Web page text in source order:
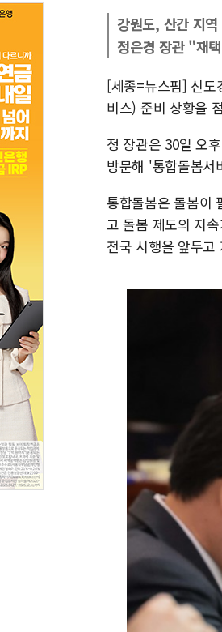
강원도, 산간 지
정은경 장관 "재
[세종=뉴스핌] 신도
비스) 준비 상황을
정 장관은 30일 오
방문해 '통합돌봄서
통합돌봄은 돌봄이
고 돌봄 제도의 지
전국 시행을 앞두